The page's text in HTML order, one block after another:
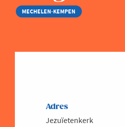
MECHELEN-KEMPEN
Adres
Jezuïetenkerk